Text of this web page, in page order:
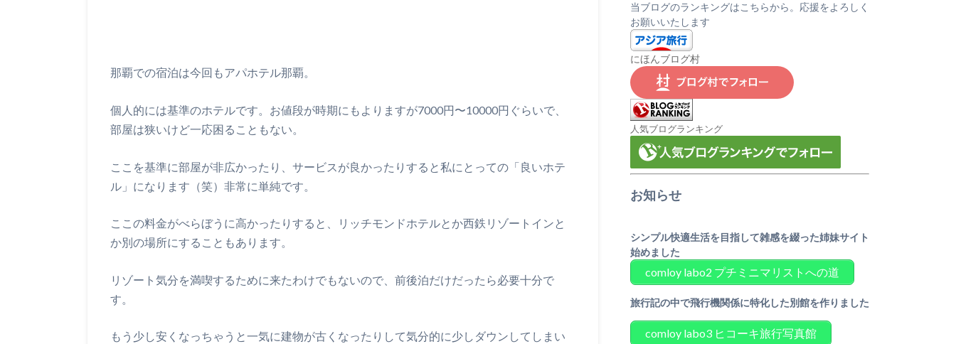
那覇での宿泊は今回もアパホテル那覇。
個人的には基準のホテルです。お値段が時期にもよりますが7000円〜10000円ぐらいで、
部屋は狭いけど一応困ることもない。
ここを基準に部屋が非広かったり、サービスが良かったりすると私にとっての「良いホテ
ル」になります（笑）非常に単純です。
ここの料金がべらぼうに高かったりすると、リッチモンドホテルとか西鉄リゾートインと
か別の場所にすることもあります。
リゾート気分を満喫するために来たわけでもないので、前後泊だけだったら必要十分で
す。
もう少し安くなっちゃうと一気に建物が古くなったりして気分的に少しダウンしてしまい
当ブログのランキングはこちらから。応援をよろしく
お願いいたします
にほんブログ村
人気ブログランキング
お知らせ
シンプル快適生活を目指して雑感を綴った姉妹サイト
始めました
comloy labo2 プチミニマリストへの道
旅行記の中で飛行機関係に特化した別館を作りました
comloy labo3 ヒコーキ旅行写真館